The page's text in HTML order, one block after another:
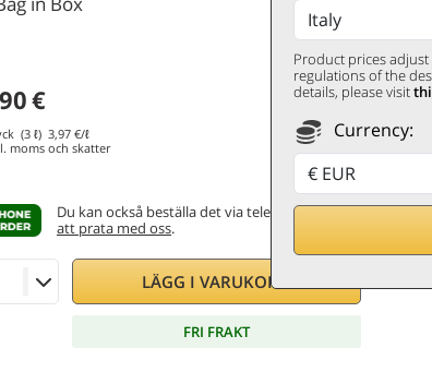
Product prices
regulations of the
details, please visit
Currency:
€
(3 ℓ) 3,97 €/ℓ
moms och skatter
Du kan också beställa det via telefongenom
att prata med oss.
LÄGG I VARUKORG
FRI FRAKT